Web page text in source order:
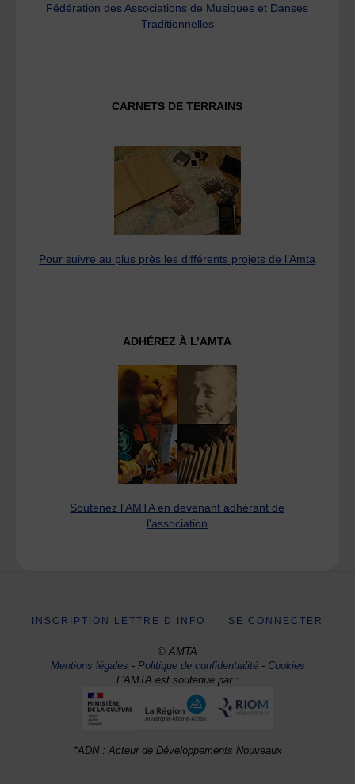
Fédération des Associations de Musiques et Danses
Traditionnelles
CARNETS DE TERRAINS
Pour suivre au plus près les différents projets de l’Amta
ADHÉREZ À L’AMTA
Soutenez l'AMTA en devenant adhérant de
l'association
INSCRIPTION LETTRE D’INFO SE CONNECTER
© AMTA
Mentions légales -Politique de confidentialité- Cookies
L'AMTA est soutenue par :
*ADN : Acteur de Développements Nouveaux